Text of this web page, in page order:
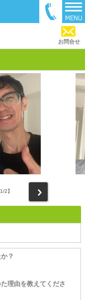
お問合せ
1/2】
？
理由を教えてくださ